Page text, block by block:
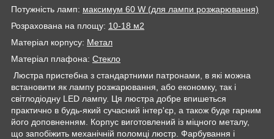
Потужність ламп: максимум 60 W (для лампи розжарювання)
Розрахована на площу: 10-18 м2
Матеріал корпусу: Метал
Матеріал плафона: Стекло
Люстра пристебна з стандартними патронами, в які можна
встановити як лампу розжарювання, або економку, так і
світлодіодну LED лампу. Ця люстра добре впишеться
практично в будь-який сучасний інтер'єр, а також буде гарним
його доповненням. Корпус виготовлений із міцного металу,
що запобіжить механічній поломці люстр. Фарбування і